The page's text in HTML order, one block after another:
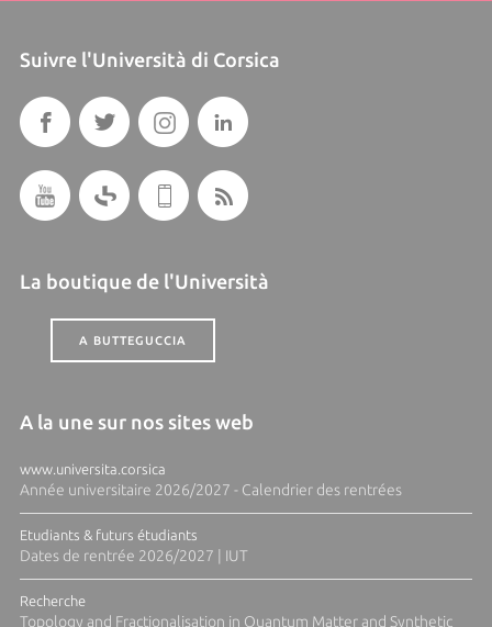
Suivre l'Università di Corsica
La boutique de l'Università
A BUTTEGUCCIA
A la une sur nos sites web
www.universita.corsica
Année universitaire 2026/2027 - Calendrier des rentrées
Etudiants & futurs étudiants
Dates de rentrée 2026/2027 | IUT
Recherche
Topology and Fractionalisation in Quantum Matter and Synthetic